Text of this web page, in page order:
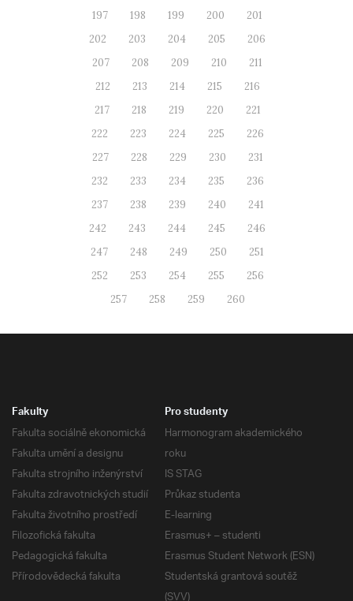
197
198 199 200
201
202
203 204 205
206
207
208 209 210
211
212
213 214 215
216
217
218 219 220
221
222
223 224 225
226
227
228 229 230
231
232
233 234 235
236
237
238 239 240
241
242
243 244 245
246
247
248 249 250
251
252
253 254 255
256
257
258 259 260
Fakulty
Fakulta sociálně ekonomická
Fakulta umění a designu
Fakulta strojního inženýrství
Fakulta zdravotnických studií
Fakulta životního prostředí
Filozofická fakulta
Pedagogická fakulta
Přírodovědecká fakulta
Pro studenty
Harmonogram akademického
roku
IS STAG
Průkaz studenta
E-learning
Erasmus+ – studenti
Erasmus Student Network (ESN)
Studentská grantová soutěž